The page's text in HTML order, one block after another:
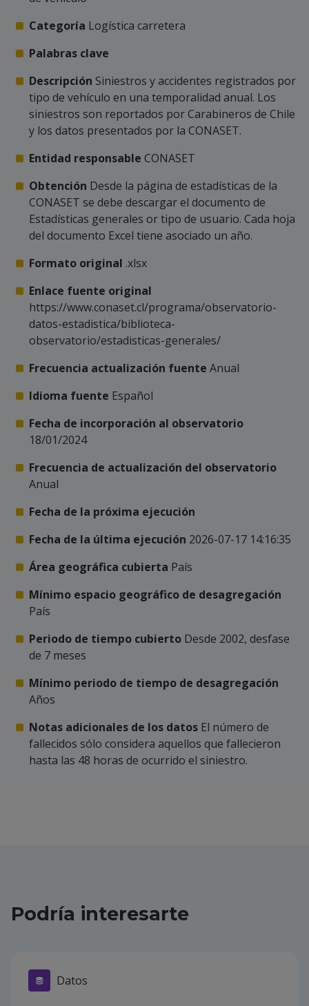
Categoría Logística carretera
Palabras clave
Descripción Siniestros y accidentes registrados por
tipo de vehículo en una temporalidad anual. Los
siniestros son reportados por Carabineros de Chile
y los datos presentados por la CONASET.
Entidad responsable CONASET
Obtención Desde la página de estadísticas de la
CONASET se debe descargar el documento de
Estadísticas generales or tipo de usuario. Cada hoja
del documento Excel tiene asociado un año.
Formato original .xlsx
Enlace fuente original
https://www.conaset.cl/programa/observatorio-
datos-estadistica/biblioteca-
observatorio/estadisticas-generales/
Frecuencia actualización fuente Anual
Idioma fuente Español
Fecha de incorporación al observatorio
18/01/2024
Frecuencia de actualización del observatorio
Anual
Fecha de la próxima ejecución
Fecha de la última ejecución 2026-07-17 14:16:35
Área geográfica cubierta País
Mínimo espacio geográfico de desagregación
País
Periodo de tiempo cubierto Desde 2002, desfase
de 7 meses
Mínimo periodo de tiempo de desagregación
Años
Notas adicionales de los datos El número de
fallecidos sólo considera aquellos que fallecieron
hasta las 48 horas de ocurrido el siniestro.
Podría interesarte
Datos